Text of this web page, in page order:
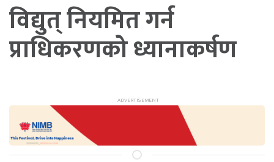
विद्युत् नियमित गर्न
प्राधिकरणको ध्यानाकर्षण